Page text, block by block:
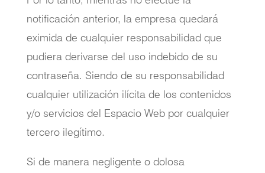
notificación anterior, la empresa quedará
eximida de cualquier responsabilidad que
pudiera derivarse del uso indebido de su
contraseña. Siendo de su responsabilidad
cualquier utilización ilícita de los contenidos
y/o servicios del Espacio Web por cualquier
tercero ilegítimo.
Si de manera negligente o dolosa